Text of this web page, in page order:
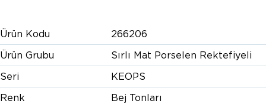
Ürün Kodu
266206
Ürün Grubu
Sırlı Mat Porselen Rektefiyeli
Seri
KEOPS
Renk
Bej Tonları